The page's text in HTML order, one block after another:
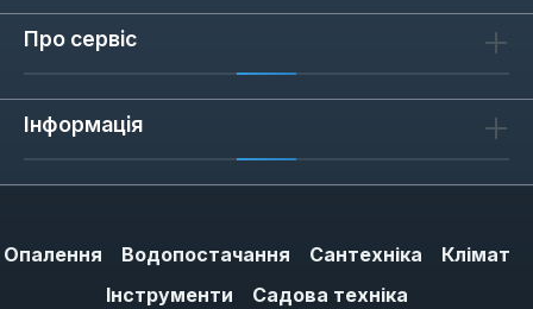
Про сервіс
Інформація
Опалення Водопостачання Сантехніка
Клімат
Інструменти
Садова техніка